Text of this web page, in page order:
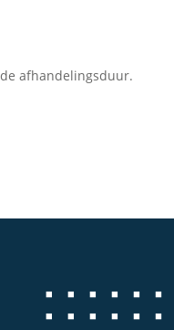
afhandelingsduur.